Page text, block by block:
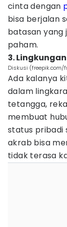
cinta dengan
bisa berjalan
batasan yang
paham.
3.
Diskusi (freepik.com/
Ada kalanya
dalam
tetangga,
membuat
status pribadi
akrab bisa
tidak terasa